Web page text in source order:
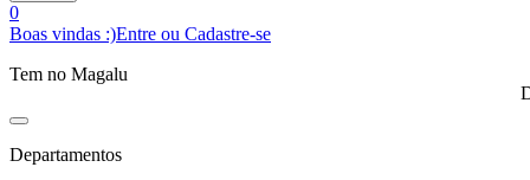
0
Boas vindas :)Entre ou Cadastre-se
Tem no Magalu
Departamentos